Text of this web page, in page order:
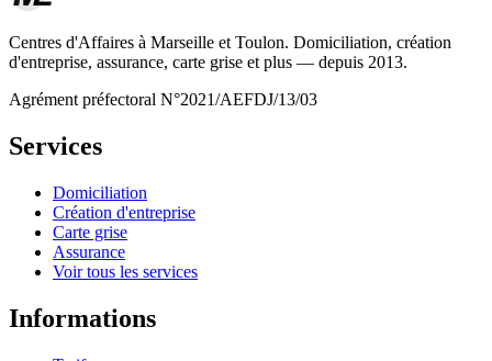
Centres d'Affaires à Marseille et Toulon. Domiciliation, création
d'entreprise, assurance, carte grise et plus — depuis 2013.
Agrément préfectoral N°2021/AEFDJ/13/03
Services
Domiciliation
Création d'entreprise
Carte grise
Assurance
Voir tous les services
Informations